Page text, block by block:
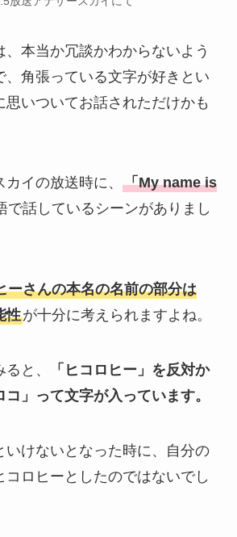
、本当か冗談かわからないよう
、角張っている文字が好きとい
思いついてお話されただけかも
イの放送時に、 「My name is
で話しているシーンがありまし
ーさんの本名の名前の部分は
性が十分に考えられますよね。
と、
「ヒコロヒー」を反対か
」って文字が入っています。
いけないとなった時に、自分の
コロヒーとしたのではないでし